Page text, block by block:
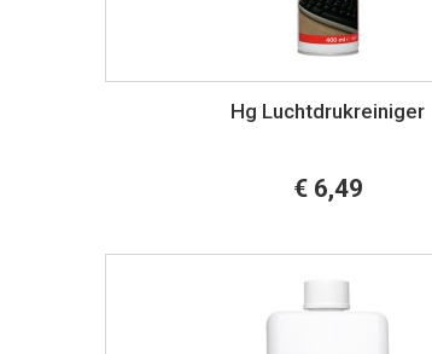
Hg Luchtdrukreiniger
€ 6,49